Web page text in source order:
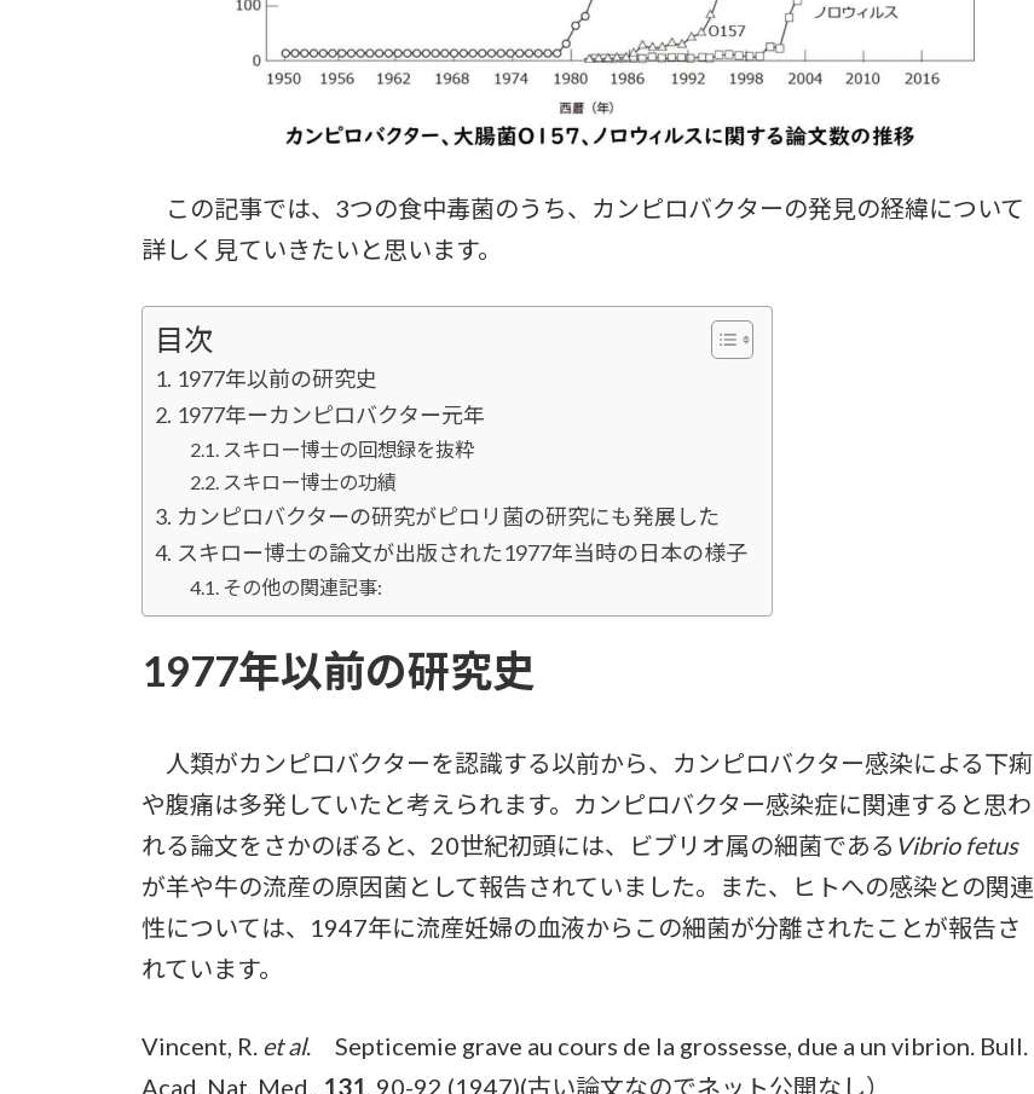
この記事では、3つの食中毒菌のうち、カンピロバクターの発見の経緯について
詳しく見ていきたいと思います。
目次
1977年以前の研究史
1977年ーカンピロバクター元年
スキロー博士の回想録を抜粋
スキロー博士の功績
カンピロバクターの研究がピロリ菌の研究にも発展した
スキロー博士の論文が出版された1977年当時の日本の様子
その他の関連記事:
1977年以前の研究史
人類がカンピロバクターを認識する以前から、カンピロバクター感染による下痢
や腹痛は多発していたと考えられます。カンピロバクター感染症に関連すると思わ
れる論文をさかのぼると、20世紀初頭には、ビブリオ属の細菌である Vibrio fetus
が羊や牛の流産の原因菌として報告されていました。また、ヒトへの感染との関連
性については、1947年に流産妊婦の血液からこの細菌が分離されたことが報告さ
れています。
Vincent, R. et al. Septicemie grave au cours de la grossesse, due a un vibrion. Bull.
Acad. Nat. Med., 131 , 90-92 (1947)(古い論文なのでネット公開なし）